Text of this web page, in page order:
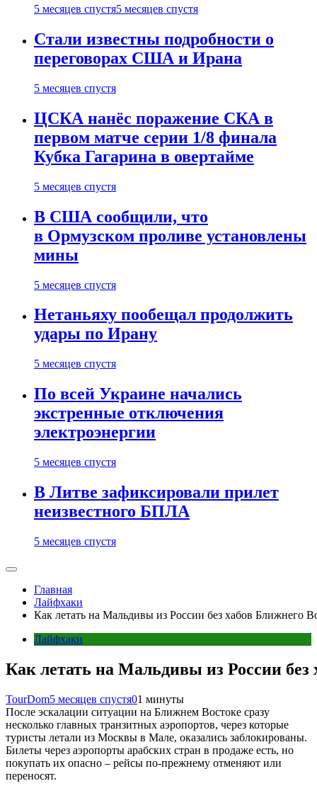
5 месяцев спустя5 месяцев спустя
Стали известны подробности о
переговорах США и Ирана
5 месяцев спустя
ЦСКА нанёс поражение СКА в
первом матче серии 1/8 финала
Кубка Гагарина в овертайме
5 месяцев спустя
В США сообщили, что
в Ормузском проливе установлены
мины
5 месяцев спустя
Нетаньяху пообещал продолжить
удары по Ирану
5 месяцев спустя
По всей Украине начались
экстренные отключения
электроэнергии
5 месяцев спустя
В Литве зафиксировали прилет
неизвестного БПЛА
5 месяцев спустя
Главная
Лайфхаки
Как летать на Мальдивы из России без хабов Ближнего
Лайфхаки
Как летать на Мальдивы из России без
TourDom5 месяцев спустя01 минуты
После эскалации ситуации на Ближнем Востоке сразу
несколько главных транзитных аэропортов, через которые
туристы летали из Москвы в Мале, оказались заблокированы.
Билеты через аэропорты арабских стран в продаже есть, но
покупать их опасно – рейсы по-прежнему отменяют или
переносят.